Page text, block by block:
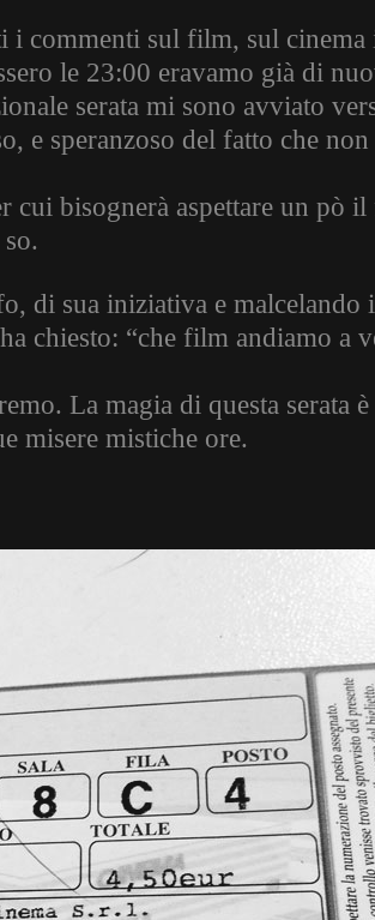
commenti sul film, sul cinema
le 23:00 eravamo già di
serata mi sono avviato
e speranzoso del fatto che non
cui bisognerà aspettare un pò
di sua iniziativa e malcelando
chiesto: “che film andiamo a
La magia di questa serata è
misere mistiche ore.